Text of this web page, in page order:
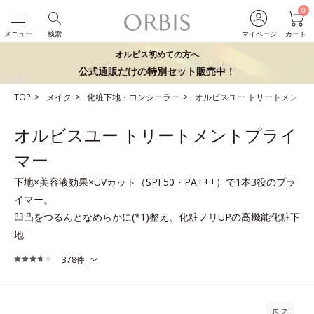
マイページ
0
カート
検索
メニュー
オルビス初めての方へ
公式通販だけの特別セット販売中！
TOP メイク 化粧下地・コンシーラー オルビスユー トリートメント
オルビスユー トリートメントプライ
マー
下地×美容液効果×UVカット（SPF50・PA+++）で1本3役のプラ
イマー。
凹凸をつるんとなめらかに(*1)整え、化粧ノリUPの高機能化粧下
地
378件